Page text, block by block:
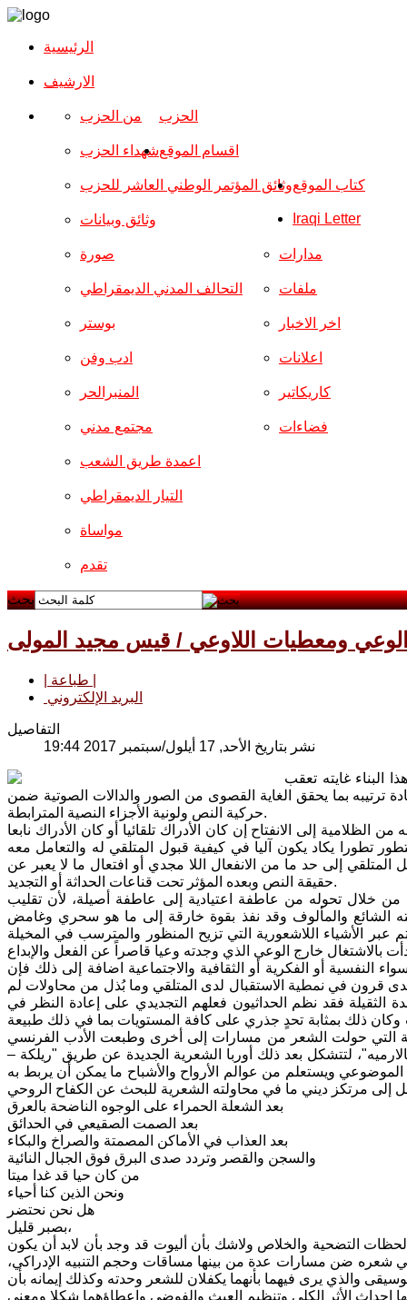
الرئيسية
الارشیف
الحزب من الحزب
شهداء الحزب
وثائق المؤتمر الوطني العاشر للحزب
وثائق وبيانات
اقسام الموقع
صورة
التحالف المدني الديمقراطي
بوستر
ادب وفن
المنبرالحر
مجتمع مدني
مدارات
ملفات
اخر الاخبار
اعلانات
كاريكاتير
فضاءات
اعمدة طريق الشعب
التيار الديمقراطي
مواساة
تقدم
كتاب الموقع
Iraqi Letter
بحث
ومعطيات اللاوعي / قيس مجيد المولى
البريد الإلكتروني
التفاصيل
نشر بتاريخ الأحد, 17 أيلول/سبتمبر 2017 19:44
البناء غايته تعقب
ترتيبه بما يحقق الغاية القصوى من الصور والدالات الصوتية ضمن
حركية النص ولونية الأجزاء النصية المترابطة.
إلى الانفتاح إن كان الأدراك تلقائيا أو كان الأدراك نابعا
تطورا يكاد يكون آليا في كيفية قبول المتلقي له والتعامل معه
إلى حد ما من الانفعال اللا مجدي أو افتعال ما لا يعبر عن
حقيقة النص وبعده المؤثر تحت قناعات الحداثة أو التجديد.
من خلال تحوله من عاطفة اعتيادية إلى عاطفة أصيلة، لأن تقليب
الشائع والمألوف وقد نفذ بقوة خارقة إلى ما هو سحري وغامض
الأشياء اللاشعورية التي تزيح المنظور والمترسب في المخيلة
النفسية أو الفكرية أو الثقافية والاجتماعية اضافة إلى ذلك فإن
قرون في نمطية الاستقبال لدى المتلقي وما بُذل من محاولات لم
الثقيلة فقد نظم الحداثيون فعلهم التجديدي على إعادة النظر في
وكان ذلك بمثابة تحدٍ جذري على كافة المستويات بما في ذلك طبيعة
أن الفترة ما بين "1850-1890" هي الفترة الخصبة التي حولت الشعر من مسارات إلى أخرى وطبعت الأدب الفرنسي
لتتشكل بعد ذلك أوربا الشعرية الجديدة عن طريق "ريلكة –
ويستعلم من عوالم الأرواح والأشباح ما يمكن أن يربط به
بعد الشعلة الحمراء على الوجوه الناضحة بالعرق
بعد الصمت الصقيعي في الحدائق
بعد العذاب في الأماكن المصمتة والصراخ والبكاء
والسجن والقصر وتردد صدى البرق فوق الجبال النائية
من كان حيا قد غدا ميتا
ونحن الذين كنا أحياء
هل نحن نحتضر
بصبر قليل،
التضحية والخلاص ولاشك بأن أليوت قد وجد بأن لابد أن يكون
شعره ضن مسارات عدة من بينها مساقات وحجم التنبيه الإدراكي،
والذي يرى فيهما بأنهما يكفلان للشعر وحدته وكذلك إيمانه بأن